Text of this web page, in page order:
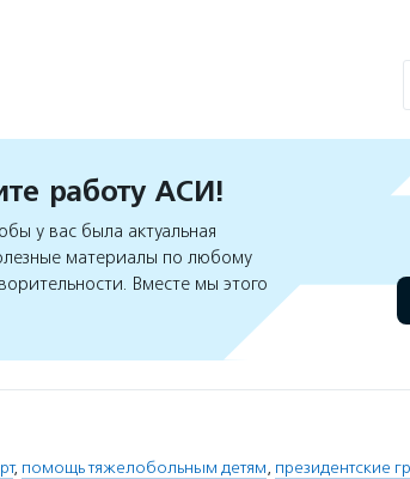
работу АСИ!
у вас была актуальная
материалы по любому
Вместе мы этого
, помощь тяжелобольным детям, президентские